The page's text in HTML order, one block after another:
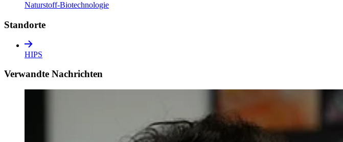
Naturstoff-Biotechnologie
Standorte
HIPS
Verwandte Nachrichten